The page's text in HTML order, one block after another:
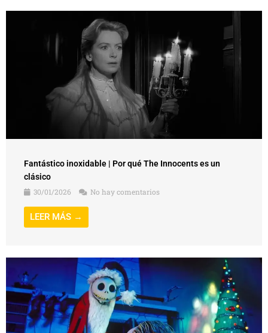
Fantástico inoxidable | Por qué The Innocents es un
clásico
30/01/2026
No hay comentarios
LEER MÁS →